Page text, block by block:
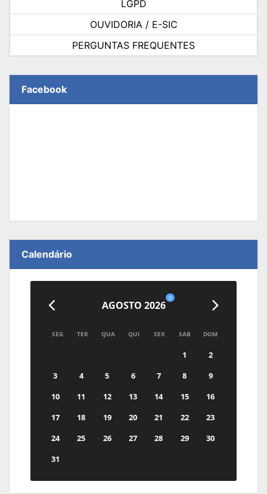
LGPD
OUVIDORIA / E-SIC
PERGUNTAS FREQUENTES
Facebook
Calendário
AGOSTO 2026
0
SEG TER QUA QUI SEX SAB DOM
1
2
3
4 5 6 7 8
9
10
11 12 13 14 15
16
17
18 19 20 21 22
23
24
25 26 27 28 29
30
31